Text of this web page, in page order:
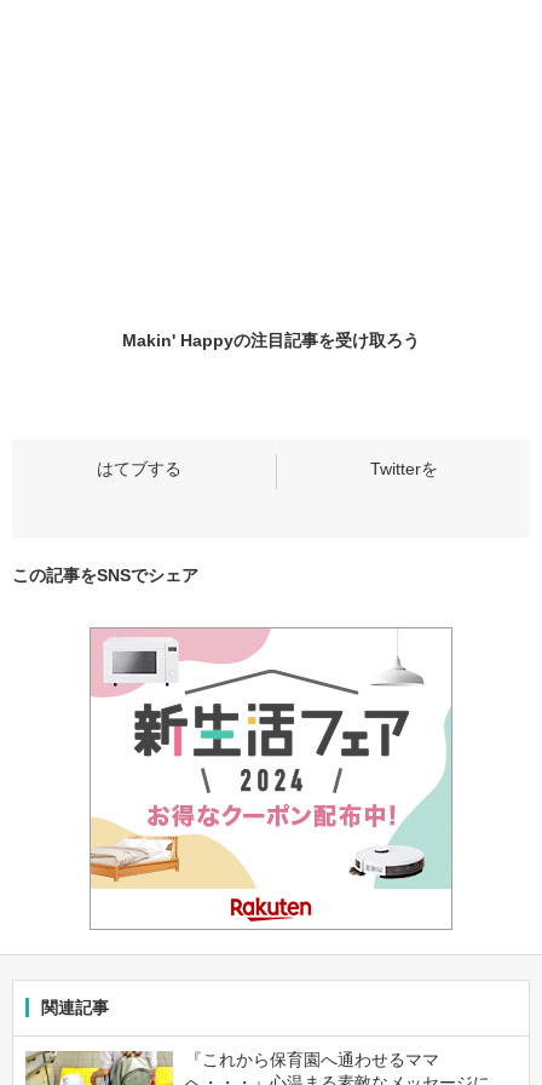
Makin' Happyの注目記事を受け取ろう
この記事をSNSでシェア
関連記事
『これから保育園へ通わせるママ